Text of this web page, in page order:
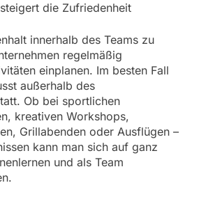
die Zufriedenheit
innerhalb des Teams zu
regelmäßig
einplanen. Im besten Fall
außerhalb des
Ob bei sportlichen
kreativen Workshops,
Grillabenden oder Ausflügen –
kann man sich auf ganz
und als Team